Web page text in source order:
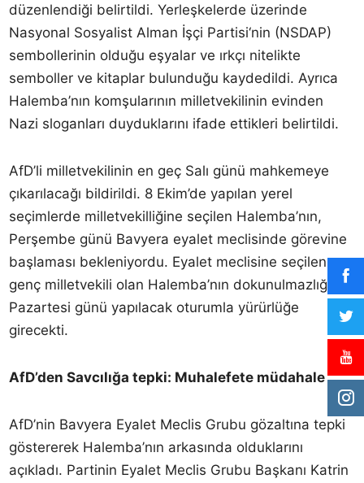
düzenlendiği belirtildi. Yerleşkelerde üzerinde
Nasyonal Sosyalist Alman İşçi Partisi‘nin (NSDAP)
sembollerinin olduğu eşyalar ve ırkçı nitelikte
semboller ve kitaplar bulunduğu kaydedildi. Ayrıca
Halemba’nın komşularının milletvekilinin evinden
Nazi sloganları duyduklarını ifade ettikleri belirtildi.
AfD’li milletvekilinin en geç Salı günü mahkemeye
çıkarılacağı bildirildi. 8 Ekim’de yapılan yerel
seçimlerde milletvekilliğine seçilen Halemba’nın,
Perşembe günü Bavyera eyalet meclisinde görevine
başlaması bekleniyordu. Eyalet meclisine seçilen en
genç milletvekili olan Halemba’nın dokunulmazlığı ise
Pazartesi günü yapılacak oturumla yürürlüğe
girecekti.
AfD’den Savcılığa tepki: Muhalefete müdahale
AfD’nin Bavyera Eyalet Meclis Grubu gözaltına tepki
göstererek Halemba’nın arkasında olduklarını
açıkladı. Partinin Eyalet Meclis Grubu Başkanı Katrin